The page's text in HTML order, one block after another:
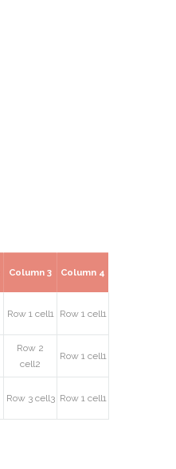
Column 3 Column 4
Row 1 cell1 Row 1 cell1
Row 2
cell2
Row 1 cell1
Row 3 cell3 Row 1 cell1